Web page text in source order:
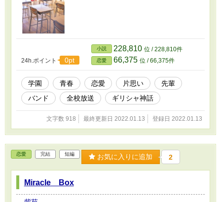
24h.ポイント 0pt
小説 228,810 位 / 228,810件
恋愛 66,375 位 / 66,375件
学園 青春 恋愛 片思い
先輩
バンド
全校放送 ギリシャ神話
文字数 918 最終更新日 2022.01.13 登録日 2022.01.13
恋愛 完結 短編 お気に入りに追加 2
Miracle Box